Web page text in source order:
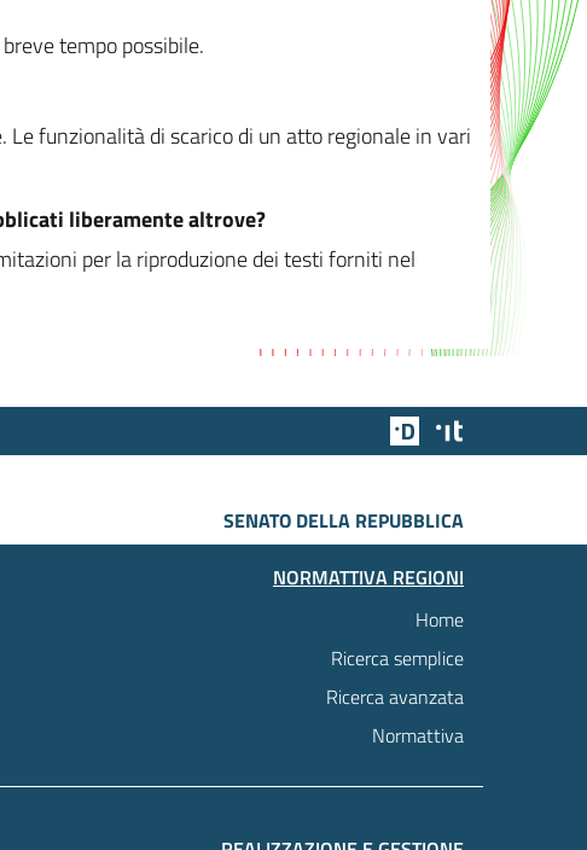
tempo possibile.
funzionalità di scarico di un atto regionale in vari
liberamente altrove?
per la riproduzione dei testi forniti nel
Team Digitale
SENATO DELLA REPUBBLICA
NORMATTIVA REGIONI
Home
Ricerca semplice
Ricerca avanzata
Normattiva